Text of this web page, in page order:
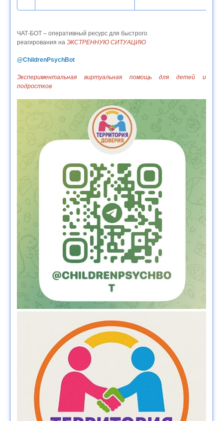
ЧАТ-БОТ – оперативный ресурс для быстрого
реагирования на ЭКСТРЕННУЮ СИТУАЦИЮ
@ChildrenPsychBot
Экспериментальная виртуальная помощь для детей и
подростков